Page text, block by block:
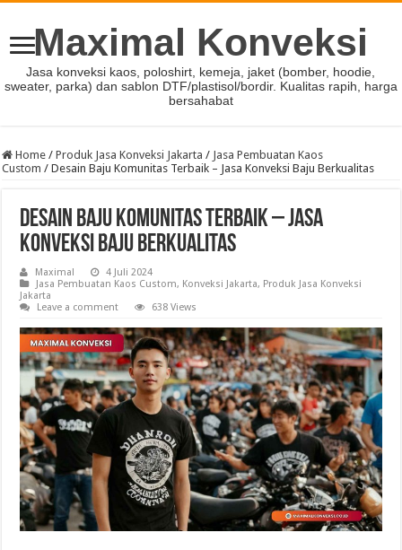
Maximal Konveksi
Jasa konveksi kaos, poloshirt, kemeja, jaket (bomber, hoodie,
sweater, parka) dan sablon DTF/plastisol/bordir. Kualitas rapih, harga
bersahabat
Home / Produk Jasa Konveksi Jakarta / Jasa Pembuatan Kaos
Custom / Desain Baju Komunitas Terbaik – Jasa Konveksi Baju Berkualitas
Desain Baju Komunitas Terbaik – Jasa
Konveksi Baju Berkualitas
Maximal
4 Juli 2024
Jasa Pembuatan Kaos Custom, Konveksi Jakarta, Produk Jasa Konveksi
Jakarta
Leave a comment
638 Views